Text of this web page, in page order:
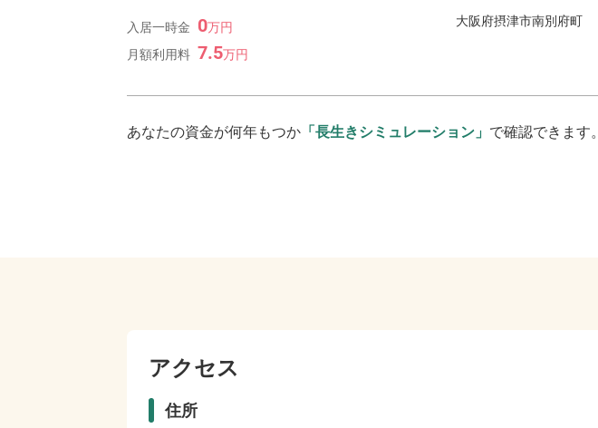
入居一時金 0万円
月額利用料 7.5万円
大阪府摂津市南別府町
あなたの資金が何年もつか 「長生きシミュレーション」 で確認できます。
アクセス
住所